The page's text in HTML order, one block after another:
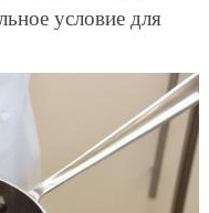
условие для